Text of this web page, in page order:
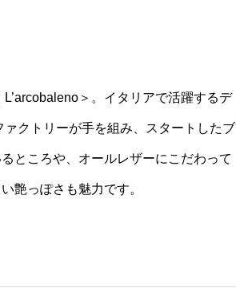
＞。イタリアで活躍するデ
クトリーが手を組み、スタートしたブ
ところや、オールレザーにこだわって
艶っぽさも魅力です。